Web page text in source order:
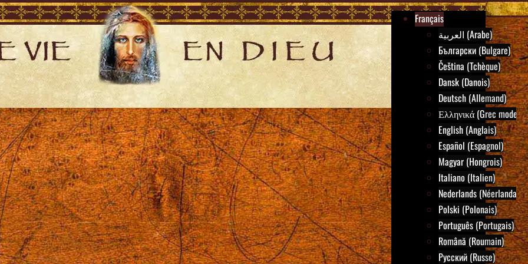
Français
العربية (Arabe)
Български (Bulgare)
Čeština (Tchèque)
Dansk (Danois)
Deutsch (Allemand)
Ελληνικά (Grec
English (Anglais)
Español (Espagnol)
Magyar (Hongrois)
Italiano (Italien)
Nederlands (Néerlandais)
Polski (Polonais)
Português (Portugais)
Română (Roumain)
Русский (Russe)